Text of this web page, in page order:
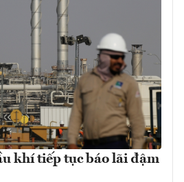
khí tiếp tục báo lãi đậm